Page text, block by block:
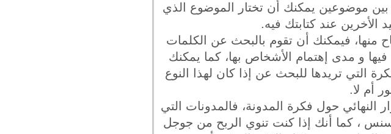
موضوعين يمكنك أن تختار الموضوع الذي
الأخرين عند كتابتك فيه.
منها، فيمكنك أن تقوم بالبحث عن الكلمات
فيها و مدى إهتمام الأشخاص بها، كما يمكنك
تريدها للبحث عن إذا كان لهذا النوع
أم لا.
النهائي حول فكرة المدونة، فالمدونات التي
، كما أنك إذا كنت تنوي الربح من جوجل